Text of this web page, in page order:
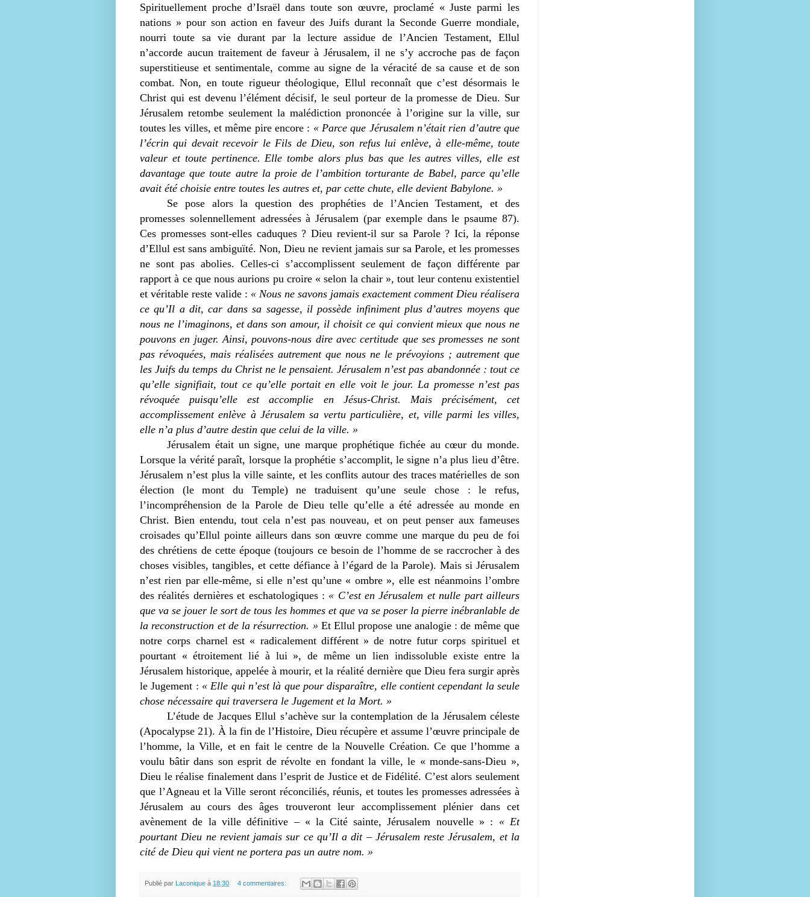
Spirituellement proche d’Israël dans toute son œuvre, proclamé « Juste parmi les
nations » pour son action en faveur des Juifs durant la Seconde Guerre mondiale,
nourri toute sa vie durant par la lecture assidue de l’Ancien Testament, Ellul
n’accorde aucun traitement de faveur à Jérusalem, il ne s’y accroche pas de façon
superstitieuse et sentimentale, comme au signe de la véracité de sa cause et de son
combat. Non, en toute rigueur théologique, Ellul reconnaît que c’est désormais le
Christ qui est devenu l’élément décisif, le seul porteur de la promesse de Dieu. Sur
Jérusalem retombe seulement la malédiction prononcée à l’origine sur la ville, sur
toutes les villes, et même pire encore : « Parce que Jérusalem n’était rien d’autre que
l’écrin qui devait recevoir le Fils de Dieu, son refus lui enlève, à elle-même, toute
valeur et toute pertinence. Elle tombe alors plus bas que les autres villes, elle est
davantage que toute autre la proie de l’ambition torturante de Babel, parce qu’elle
avait été choisie entre toutes les autres et, par cette chute, elle devient Babylone. »
Se pose alors la question des prophéties de l’Ancien Testament, et des
promesses solennellement adressées à Jérusalem (par exemple dans le psaume 87).
Ces promesses sont-elles caduques ? Dieu revient-il sur sa Parole ? Ici, la réponse
d’Ellul est sans ambiguïté. Non, Dieu ne revient jamais sur sa Parole, et les promesses
ne sont pas abolies. Celles-ci s’accomplissent seulement de façon différente par
rapport à ce que nous aurions pu croire « selon la chair », tout leur contenu existentiel
et véritable reste valide : « Nous ne savons jamais exactement comment Dieu réalisera
ce qu’Il a dit, car dans sa sagesse, il possède infiniment plus d’autres moyens que
nous ne l’imaginons, et dans son amour, il choisit ce qui convient mieux que nous ne
pouvons en juger. Ainsi, pouvons-nous dire avec certitude que ses promesses ne sont
pas révoquées, mais réalisées autrement que nous ne le prévoyions ; autrement que
les Juifs du temps du Christ ne le pensaient. Jérusalem n’est pas abandonnée : tout ce
qu’elle signifiait, tout ce qu’elle portait en elle voit le jour. La promesse n’est pas
révoquée puisqu’elle est accomplie en Jésus-Christ. Mais précisément, cet
accomplissement enlève à Jérusalem sa vertu particulière, et, ville parmi les villes,
elle n’a plus d’autre destin que celui de la ville. »
Jérusalem était un signe, une marque prophétique fichée au cœur du monde.
Lorsque la vérité paraît, lorsque la prophétie s’accomplit, le signe n’a plus lieu d’être.
Jérusalem n’est plus la ville sainte, et les conflits autour des traces matérielles de son
élection (le mont du Temple) ne traduisent qu’une seule chose : le refus,
l’incompréhension de la Parole de Dieu telle qu’elle a été adressée au monde en
Christ. Bien entendu, tout cela n’est pas nouveau, et on peut penser aux fameuses
croisades qu’Ellul pointe ailleurs dans son œuvre comme une marque du peu de foi
des chrétiens de cette époque (toujours ce besoin de l’homme de se raccrocher à des
choses visibles, tangibles, et cette défiance à l’égard de la Parole). Mais si Jérusalem
n’est rien par elle-même, si elle n’est qu’une « ombre », elle est néanmoins l’ombre
des réalités dernières et eschatologiques : « C’est en Jérusalem et nulle part ailleurs
que va se jouer le sort de tous les hommes et que va se poser la pierre inébranlable de
la reconstruction et de la résurrection. » Et Ellul propose une analogie : de même que
notre corps charnel est « radicalement différent » de notre futur corps spirituel et
pourtant « étroitement lié à lui », de même un lien indissoluble existe entre la
Jérusalem historique, appelée à mourir, et la réalité dernière que Dieu fera surgir après
le Jugement : « Elle qui n’est là que pour disparaître, elle contient cependant la seule
chose nécessaire qui traversera le Jugement et la Mort. »
L’étude de Jacques Ellul s’achève sur la contemplation de la Jérusalem céleste
(Apocalypse 21). À la fin de l’Histoire, Dieu récupère et assume l’œuvre principale de
l’homme, la Ville, et en fait le centre de la Nouvelle Création. Ce que l’homme a
voulu bâtir dans son esprit de révolte en fondant la ville, le « monde-sans-Dieu »,
Dieu le réalise finalement dans l’esprit de Justice et de Fidélité. C’est alors seulement
que l’Agneau et la Ville seront réconciliés, réunis, et toutes les promesses adressées à
Jérusalem au cours des âges trouveront leur accomplissement plénier dans cet
avènement de la ville définitive – « la Cité sainte, Jérusalem nouvelle » : « Et
pourtant Dieu ne revient jamais sur ce qu’Il a dit – Jérusalem reste Jérusalem, et la
cité de Dieu qui vient ne portera pas un autre nom. »
Publié par Laconique à 18:30 4 commentaires: